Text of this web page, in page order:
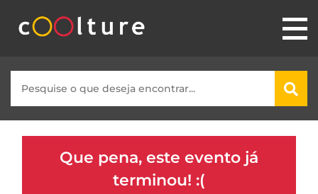
Que pena, este evento já
terminou! :(